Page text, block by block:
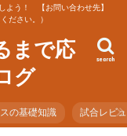
よう！ 【お問い合わせ先】
ださい。）
まで応
グ
search
の基礎知識 試合レビ